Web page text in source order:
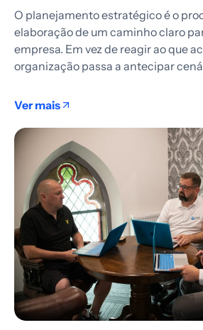
O planejamento estratégico é o
elaboração de um caminho claro
empresa. Em vez de reagir ao que
organização passa a antecipar
Ver mais